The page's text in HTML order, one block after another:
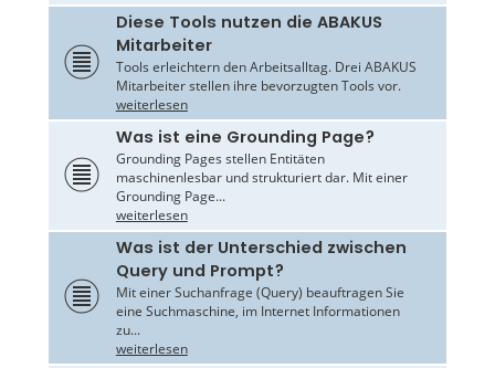
Diese Tools nutzen die ABAKUS
Mitarbeiter
Tools erleichtern den Arbeitsalltag. Drei ABAKUS
Mitarbeiter stellen ihre bevorzugten Tools vor.
weiterlesen
Was ist eine Grounding Page?
Grounding Pages stellen Entitäten
maschinenlesbar und strukturiert dar. Mit einer
Grounding Page...
weiterlesen
Was ist der Unterschied zwischen
Query und Prompt?
Mit einer Suchanfrage (Query) beauftragen Sie
eine Suchmaschine, im Internet Informationen
zu...
weiterlesen